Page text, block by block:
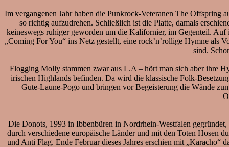
Im vergangenen Jahr haben die Punkrock-Veteranen The Offspring
so richtig aufzudrehen. Schließlich ist die Platte, damals
keineswegs ruhiger geworden um die Kalifornier, im Gegenteil. Auf
„Coming For You“ ins Netz gestellt, eine rock’n’rollige Hymne als
sind.
Flogging Molly stammen zwar aus L.A – hört man sich aber ihre
irischen Highlands befinden. Da wird die klassische Folk-
Gute-Laune-Pogo und bringen vor Begeisterung die Wände
Die Donots, 1993 in Ibbenbüren in Nordrhein-Westfalen
durch verschiedene europäische Länder und mit den Toten
und Anti Flag. Ende Februar dieses Jahres erschien mit